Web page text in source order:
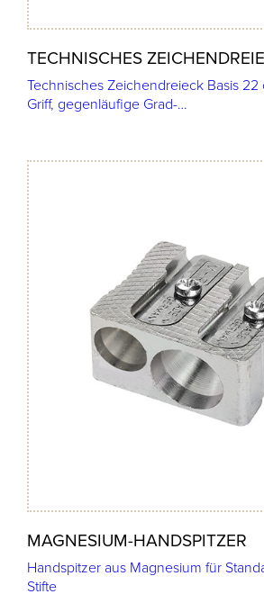
TECHNISCHES
Technisches Zeichendreieck Basis 22
Griff, gegenläufige Grad-…
MAGNESIUM-HANDSPITZER
Handspitzer aus Magnesium für
Stifte